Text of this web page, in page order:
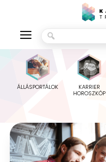
ÁLLÁSPORTÁLOK
KARRIER
HOROSZKÓP